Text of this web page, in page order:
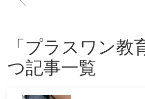
「プラスワン教
つ記事一覧